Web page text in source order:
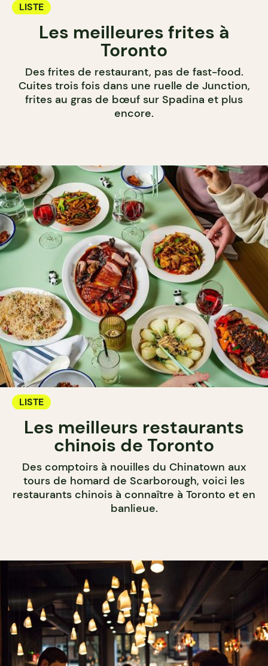
LISTE
Les meilleures frites à
Toronto
Des frites de restaurant, pas de fast-food.
Cuites trois fois dans une ruelle de Junction,
frites au gras de bœuf sur Spadina et plus
encore.
LISTE
Les meilleurs restaurants
chinois de Toronto
Des comptoirs à nouilles du Chinatown aux
tours de homard de Scarborough, voici les
restaurants chinois à connaître à Toronto et en
banlieue.